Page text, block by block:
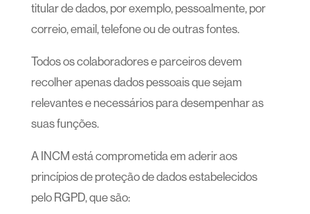
titular de dados, por exemplo, pessoalmente, por
correio, email, telefone ou de outras fontes.
Todos os colaboradores e parceiros devem
recolher apenas dados pessoais que sejam
relevantes e necessários para desempenhar as
suas funções.
A INCM está comprometida em aderir aos
princípios de proteção de dados estabelecidos
pelo RGPD, que são: